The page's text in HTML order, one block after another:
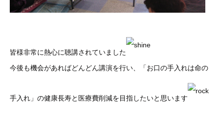
皆様非常に熱心に聴講されていました
今後も機会があればどんどん講演を行い、「お口の手入れは命の
手入れ」の健康長寿と医療費削減を目指したいと思います